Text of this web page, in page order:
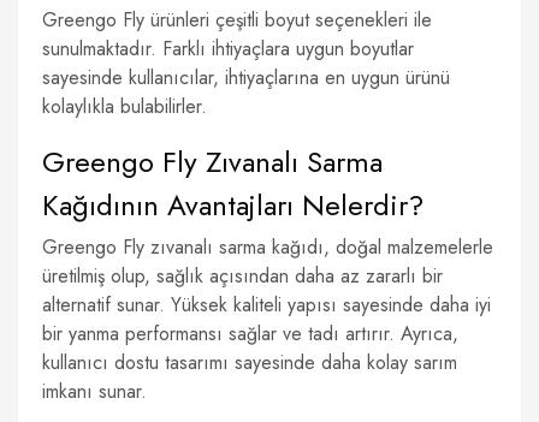
Greengo Fly ürünleri çeşitli boyut seçenekleri ile
sunulmaktadır. Farklı ihtiyaçlara uygun boyutlar
sayesinde kullanıcılar, ihtiyaçlarına en uygun ürünü
kolaylıkla bulabilirler.
Greengo Fly Zıvanalı Sarma
Kağıdının Avantajları Nelerdir?
Greengo Fly zıvanalı sarma kağıdı, doğal malzemelerle
üretilmiş olup, sağlık açısından daha az zararlı bir
alternatif sunar. Yüksek kaliteli yapısı sayesinde daha iyi
bir yanma performansı sağlar ve tadı artırır. Ayrıca,
kullanıcı dostu tasarımı sayesinde daha kolay sarım
imkanı sunar.